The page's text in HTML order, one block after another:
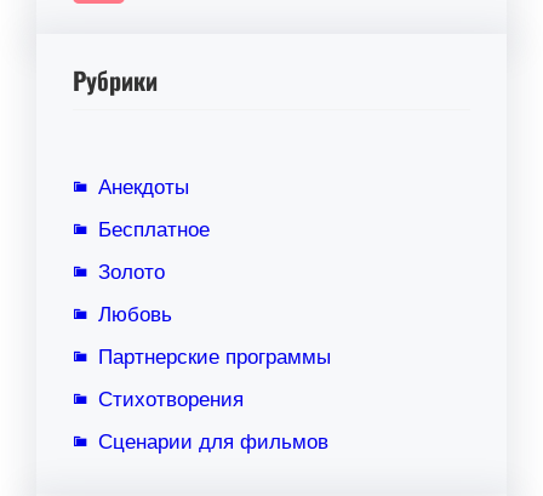
Рубрики
Анекдоты
Бесплатное
Золото
Любовь
Партнерские программы
Стихотворения
Сценарии для фильмов